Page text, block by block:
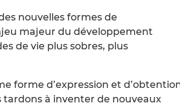
nouvelles formes de
majeur du développement
de vie plus sobres, plus
forme d’expression et
tardons à inventer de nouveaux